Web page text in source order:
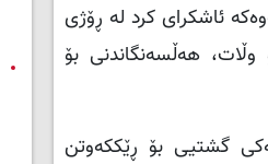
ئاشکرای کرد لە ڕۆژی
وڵات، هەڵسەنگاندنی بۆ
گشتیی بۆ ڕێککەوتن